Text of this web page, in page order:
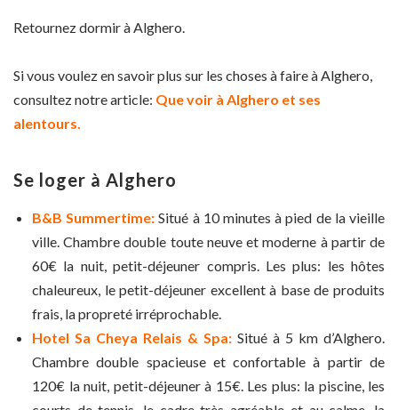
Retournez dormir à Alghero.
Si vous voulez en savoir plus sur les choses à faire à Alghero,
consultez notre article: Que voir à Alghero et ses
alentours.
Se loger à Alghero
B&B Summertime:Situé à 10 minutes à pied de la vieille
ville. Chambre double toute neuve et moderne à partir de
60€ la nuit, petit-déjeuner compris. Les plus: les hôtes
chaleureux, le petit-déjeuner excellent à base de produits
frais, la propreté irréprochable.
Hotel Sa Cheya Relais & Spa: Situé à 5 km d’Alghero.
Chambre double spacieuse et confortable à partir de
120€ la nuit, petit-déjeuner à 15€. Les plus: la piscine, les